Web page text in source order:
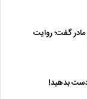
گفت؛ روایت